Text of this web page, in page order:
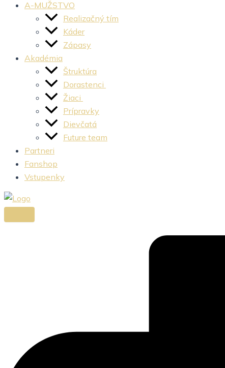
A-MUŽSTVO
Realizačný tím
Káder
Zápasy
Akadémia
Štruktúra
Dorastenci
Žiaci
Prípravky
Dievčatá
Future team
Partneri
Fanshop
Vstupenky